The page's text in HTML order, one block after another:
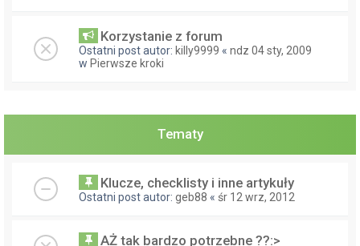
Korzystanie z forum
Ostatni post autor: killy9999 « ndz 04 sty, 2009
w Pierwsze kroki
Tematy
Klucze, checklisty i inne artykuły
Ostatni post autor: geb88 « śr 12 wrz, 2012
AŻ tak bardzo potrzebne ??:>